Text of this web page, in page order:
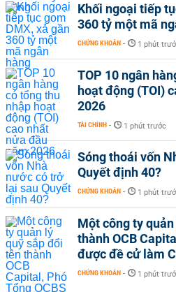
Khối ngoại tiếp
360 tỷ một mã
CHỨNG KHOÁN - 1 phút
TOP 10 ngân
hoạt động (TOI)
2026
TÀI CHÍNH - 1 phút trước
Sóng thoái vốn
Quyết định 40?
CHỨNG KHOÁN - 1 phút
Một công ty
thành OCB
được đề cử làm
CHỨNG KHOÁN - 1 phút